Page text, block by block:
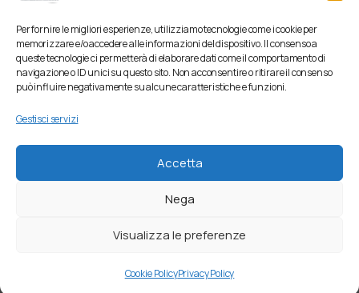
Per fornire le migliori esperienze, utilizziamo tecnologie come i cookie per
memorizzare e/o accedere alle informazioni del dispositivo. Il consenso a
queste tecnologie ci permetterà di elaborare dati come il comportamento di
navigazione o ID unici su questo sito. Non acconsentire o ritirare il consenso
può influire negativamente su alcune caratteristiche e funzioni.
Gestisci servizi
Accetta
Nega
Visualizza le preferenze
Cookie PolicyPrivacy Policy